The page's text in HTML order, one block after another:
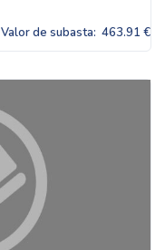
Valor de subasta: 463.91 €